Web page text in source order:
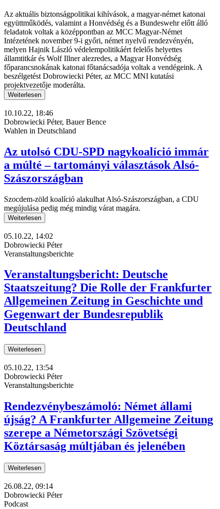
Az aktuális biztonságpolitikai kihívások, a magyar-német katonai
együttműködés, valamint a Honvédség és a Bundeswehr előtt álló
feladatok voltak a középpontban az MCC Magyar-Német
Intézetének november 9-i győri, német nyelvű rendezvényén,
melyen Hajnik László védelempolitikáért felelős helyettes
államtitkár és Wolf Illner alezredes, a Magyar Honvédség
főparancsnokának katonai főtanácsadója voltak a vendégeink. A
beszélgetést Dobrowiecki Péter, az MCC MNI kutatási
projektvezetője moderálta.
Weiterlesen
10.10.22, 18:46
Dobrowiecki Péter, Bauer Bence
Wahlen in Deutschland
Az utolsó CDU-SPD nagykoalíció immár
a múlté – tartományi választások Alsó-
Szászországban
Szocdem-zöld koalíció alakulhat Alsó-Szászországban, a CDU
megújulása pedig még mindig várat magára.
Weiterlesen
05.10.22, 14:02
Dobrowiecki Péter
Veranstaltungsberichte
Veranstaltungsbericht: Deutsche
Staatszeitung? Die Rolle der Frankfurter
Allgemeinen Zeitung in Geschichte und
Gegenwart der Bundesrepublik
Deutschland
Weiterlesen
05.10.22, 13:54
Dobrowiecki Péter
Veranstaltungsberichte
Rendezvénybeszámoló: Német állami
újság? A Frankfurter Allgemeine Zeitung
szerepe a Németországi Szövetségi
Köztársaság múltjában és jelenében
Weiterlesen
26.08.22, 09:14
Dobrowiecki Péter
Podcast